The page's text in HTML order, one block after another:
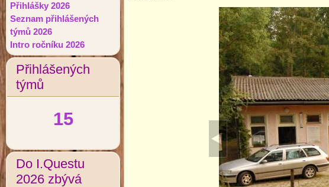
Přihlášky 2026
Seznam přihlášených
týmů 2026
Intro ročníku 2026
Přihlášených
týmů
15
Do I.Questu
2026 zbývá